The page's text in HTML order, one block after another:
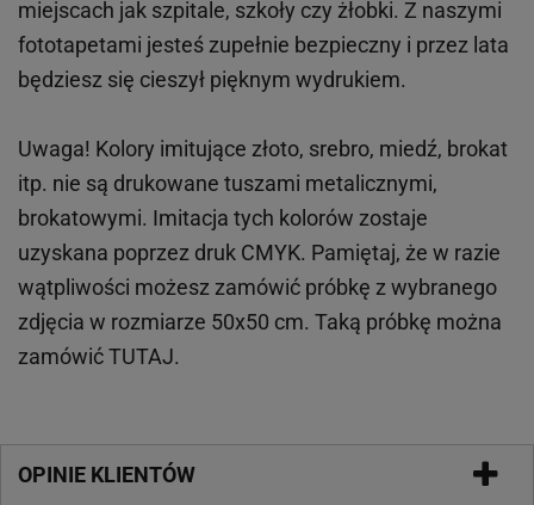
miejscach jak szpitale, szkoły czy żłobki. Z naszymi
fototapetami jesteś zupełnie bezpieczny i przez lata
będziesz się cieszył pięknym wydrukiem.
Uwaga! Kolory imitujące złoto, srebro, miedź, brokat
itp. nie są drukowane tuszami metalicznymi,
brokatowymi. Imitacja tych kolorów zostaje
uzyskana poprzez druk CMYK. Pamiętaj, że w razie
wątpliwości możesz zamówić próbkę z wybranego
zdjęcia w rozmiarze 50x50 cm. Taką próbkę można
zamówićTUTAJ.
OPINIE KLIENTÓW